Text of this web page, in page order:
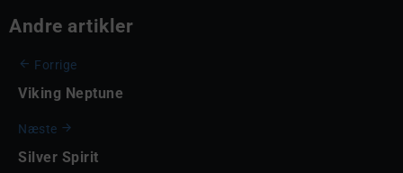
Andre artikler
Forrige
Viking Neptune
Næste
Silver Spirit